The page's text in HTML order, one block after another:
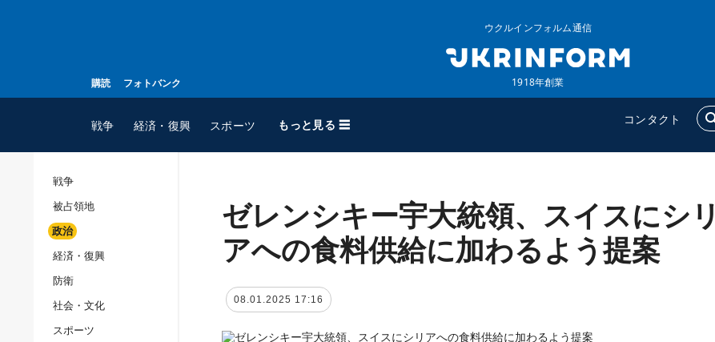
購読 フォトバンク
ウクルインフォルム通信
1918年創業
戦争 経済・復興 スポーツ もっと見る ☰ コンタクト
ウクルインフォルム
ウクルインフォルムについ
て
追加
特集
インタビュー
戦争
被占領地
政治
経済・復興
防衛
社会・文化
スポーツ
ゼレンシキー宇大統領、スイスにシリ
アへの食料供給に加わるよう提案
08.01.2025 17:16